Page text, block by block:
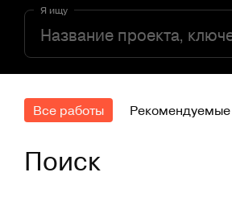
Я ищу
Все работы Рекомендуемые
Поиск